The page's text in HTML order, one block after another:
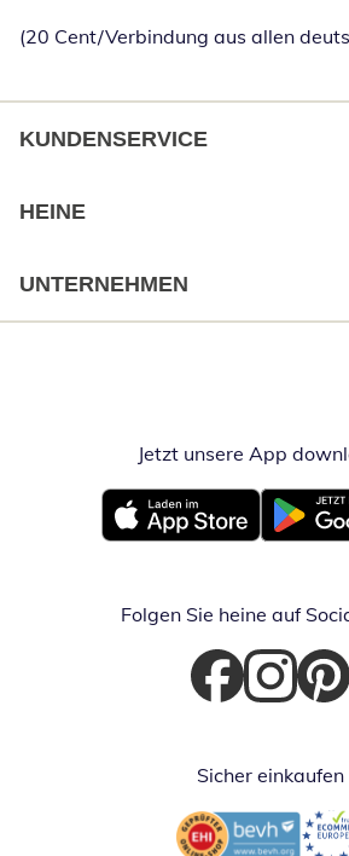
(20 Cent/Verbindung aus allen
KUNDENSERVICE
HEINE
UNTERNEHMEN
Jetzt unsere App
Öffnet in neuem Fenster
Öffnet in
Folgen Sie heine auf
Öffnet in neuem
Öffnet in
Sicher einkaufen